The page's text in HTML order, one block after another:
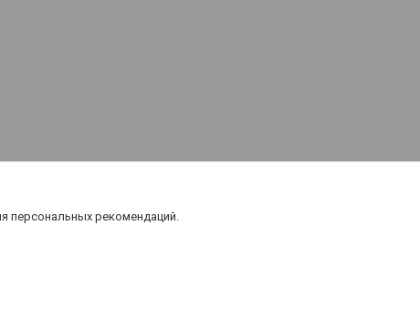
Карта
персональных рекомендаций.